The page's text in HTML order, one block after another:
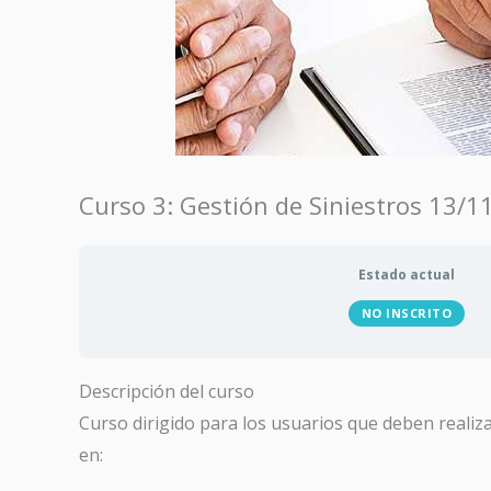
Curso 3: Gestión de Siniestros 13/
Estado actual
NO INSCRITO
Descripción del curso
Curso dirigido para los usuarios que deben
en: